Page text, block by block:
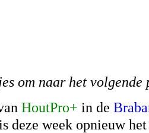
om naar het
HoutPro+ in de
deze week opnieuw